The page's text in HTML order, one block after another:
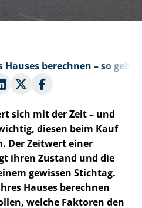
berechnen – so geht’s
sich mit der Zeit – und
diesen beim Kauf
Der Zeitwert einer
ihren Zustand und die
gewissen Stichtag.
Hauses berechnen
welche Faktoren den